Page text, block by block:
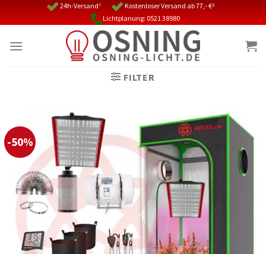
24h-Versand⁷
Kostenloser Versand ab 77,- €⁵
Lichtplanung: 0521 38980
FILTER
-50%